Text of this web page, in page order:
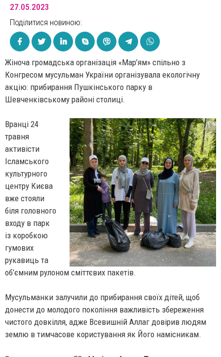
27.05.2023
Поділитися новиною:
Жіноча громадська організація «Мар’ям» спільно з
Конгресом мусульман України організувала екологічну
акцію: прибирання Пушкінського парку в
Шевченківському районі столиці.
Вранці 24
травня
активісти
Ісламського
культурного
центру Києва
вже стояли
біля головного
входу в парк
із коробкою
гумових
рукавиць та
об’ємним рулоном сміттєвих пакетів.
Мусульманки залучили до прибирання своїх дітей, щоб
донести до молодого покоління важливість збереження
чистого довкілля, адже Всевишній Аллаг довірив людям
землю в тимчасове користування як Його намісникам.